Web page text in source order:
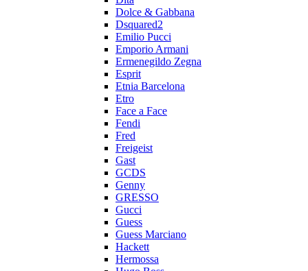
Dolce & Gabbana
Dsquared2
Emilio Pucci
Emporio Armani
Ermenegildo Zegna
Esprit
Etnia Barcelona
Etro
Face a Face
Fendi
Fred
Freigeist
Gast
GCDS
Genny
GRESSO
Gucci
Guess
Guess Marciano
Hackett
Hermossa